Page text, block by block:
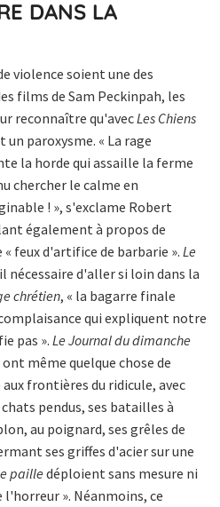
DANS LA
violence soient une des
films de Sam Peckinpah, les
reconnaître qu'avecLes Chiens
paroxysme. « La rage
la horde qui assaille la ferme
chercher le calme en
! », s'exclame Robert
également à propos de
feux d'artifice de barbarie ». Le
d'aller si loin dans la
chrétien, « la bagarre finale
qui expliquent notre
pas ». Le Journal du dimanche
même quelque chose de
frontières du ridicule, avec
pendus, ses batailles à
au poignard, ses grêles de
ses griffes d'acier sur une
pailledéploient sans mesure ni
». Néanmoins, ce